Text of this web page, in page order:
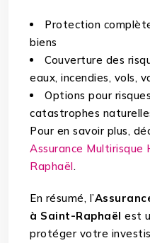
Protection
biens
Couverture des
eaux, incendies, vols,
Options pour
catastrophes
Pour en savoir plus,
Assurance
Raphaël.
En résumé, l’
à Saint-Raphaël est
protéger votre